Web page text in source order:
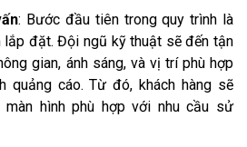
: Bước đầu tiên trong quy trình là
đặt. Đội ngũ kỹ thuật sẽ đến tận
gian, ánh sáng, và vị trí phù hợp
quảng cáo. Từ đó, khách hàng sẽ
hình phù hợp với nhu cầu sử